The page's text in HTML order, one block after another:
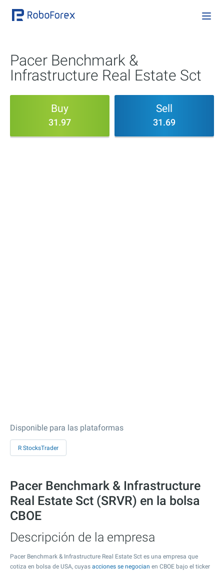
Pacer Benchmark &
Infrastructure Real Estate Sct
Buy
31.97
Sell
31.69
Disponible para las plataformas
R StocksTrader
Pacer Benchmark & Infrastructure
Real Estate Sct (SRVR) en la bolsa
CBOE
Descripción de la empresa
Pacer Benchmark & Infrastructure Real Estate Sct es una empresa que
cotiza en bolsa de USA, cuyas acciones se negocian en CBOE bajo el ticker